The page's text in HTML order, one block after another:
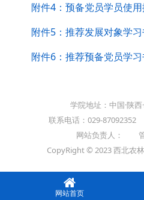
附件4：预备党员学员使
附件5：推荐发展对象学
附件6：推荐预备党员学
学院地址：中国·陕
联系电话：029-
网站负责人： 管
CopyRight © 2023 西北农
网站首页